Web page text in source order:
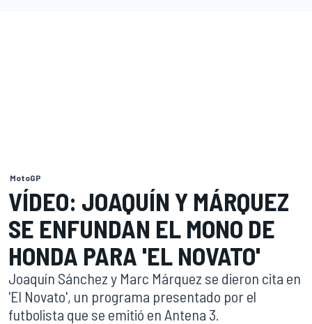
MotoGP
VÍDEO: JOAQUÍN Y MÁRQUEZ
SE ENFUNDAN EL MONO DE
HONDA PARA 'EL NOVATO'
Joaquín Sánchez y Marc Márquez se dieron cita en
'El Novato', un programa presentado por el
futbolista que se emitió en Antena 3.